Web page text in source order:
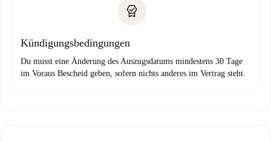
Kündigungsbedingungen
Du musst eine Änderung des Auszugsdatums mindestens 30 Tage
im Voraus Bescheid geben, sofern nichts anderes im Vertrag steht.